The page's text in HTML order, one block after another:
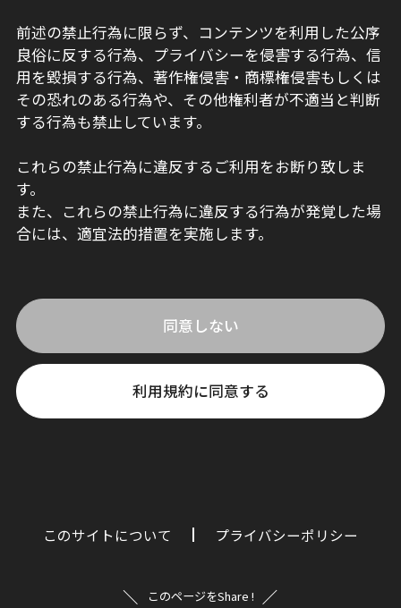
前述の禁止行為に限らず、コンテンツを利用した公序
良俗に反する行為、プライバシーを侵害する行為、信
用を毀損する行為、著作権侵害・商標権侵害もしくは
その恐れのある行為や、その他権利者が不適当と判断
する行為も禁止しています。
これらの禁止行為に違反するご利用をお断り致しま
す。
また、これらの禁止行為に違反する行為が発覚した場
合には、適宜法的措置を実施します。
同意しない
利用規約に同意する
このサイトについて プライバシーポリシー
このページをShare !